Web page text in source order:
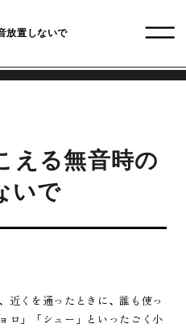
放置しないで
える無音時の
いで
近くを通ったときに、誰も使っ
ロ」「シュー」といったごく小